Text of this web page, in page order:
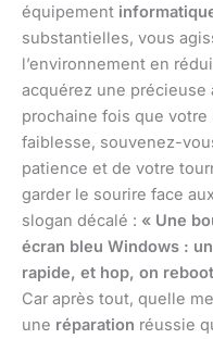
équipement
substantielles, vous
l’environnement en
acquérez une
prochaine fois que
faiblesse, souvenez-
patience et de votre
garder le sourire face
slogan décalé : « Une
écran bleu Windows :
rapide, et hop, on
Car après tout, quelle
une réparation réussie